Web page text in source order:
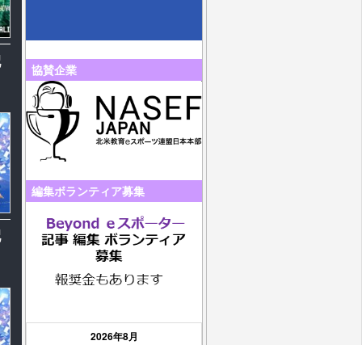
協賛企業
編集ボランティア募集
2026年8月